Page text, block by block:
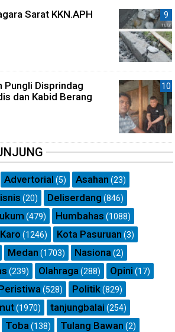
Sarat KKN.APH
Pungli Disprindag
dan Kabid Berang
Advertorial (5) Asahan (23)
(20) Deliserdang (846)
(479) Humbahas (1088)
Karo (1246) Kota Pasuruan (3)
Medan (1703) Nasiona (2)
(239) Olahraga (288) Opini (17)
(528) Politik(829)
(1970) tanjungbalai (254)
Toba (138) Tulang Bawan (2)